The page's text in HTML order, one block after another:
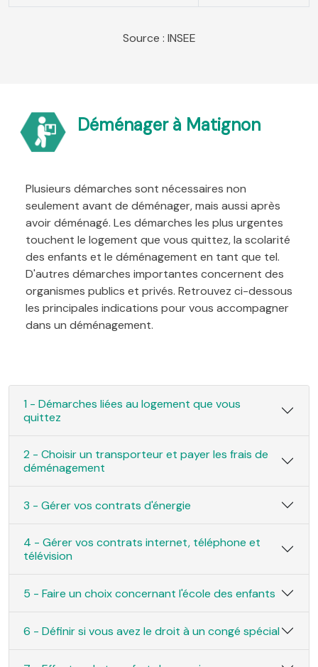
Source : INSEE
Déménager à Matignon
Plusieurs démarches sont nécessaires non
seulement avant de déménager, mais aussi après
avoir déménagé. Les démarches les plus urgentes
touchent le logement que vous quittez, la scolarité
des enfants et le déménagement en tant que tel.
D'autres démarches importantes concernent des
organismes publics et privés. Retrouvez ci-dessous
les principales indications pour vous accompagner
dans un déménagement.
1 - Démarches liées au logement que vous
quittez
2 - Choisir un transporteur et payer les frais de
déménagement
3 - Gérer vos contrats d'énergie
4 - Gérer vos contrats internet, téléphone et
télévision
5 - Faire un choix concernant l'école des enfants
6 - Définir si vous avez le droit à un congé spécial